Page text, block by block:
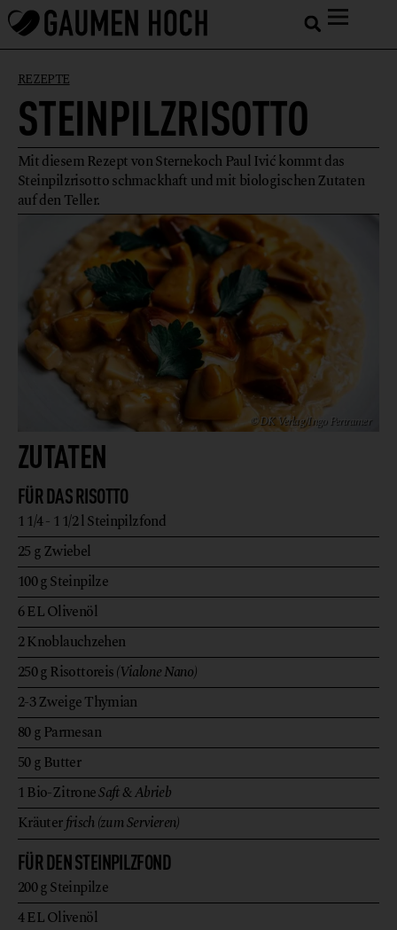
REZEPTE
STEINPILZRISOTTO
Mit diesem Rezept von Sternekoch Paul Ivić kommt das
Steinpilzrisotto schmackhaft und mit biologischen Zutaten
auf den Teller.
© DK Verlag/Ingo Pertramer
ZUTATEN
FÜR DAS RISOTTO
1 1/4 - 1 1/2lSteinpilzfond
25 gZwiebel
100gSteinpilze
6ELOlivenöl
2Knoblauchzehen
250gRisottoreis(Vialone Nano)
2-3ZweigeThymian
80gParmesan
50g Butter
1 Bio-ZitroneSaft & Abrieb
Kräuterfrisch (zum Servieren)
FÜR DEN STEINPILZFOND
200gSteinpilze
4ELOlivenöl